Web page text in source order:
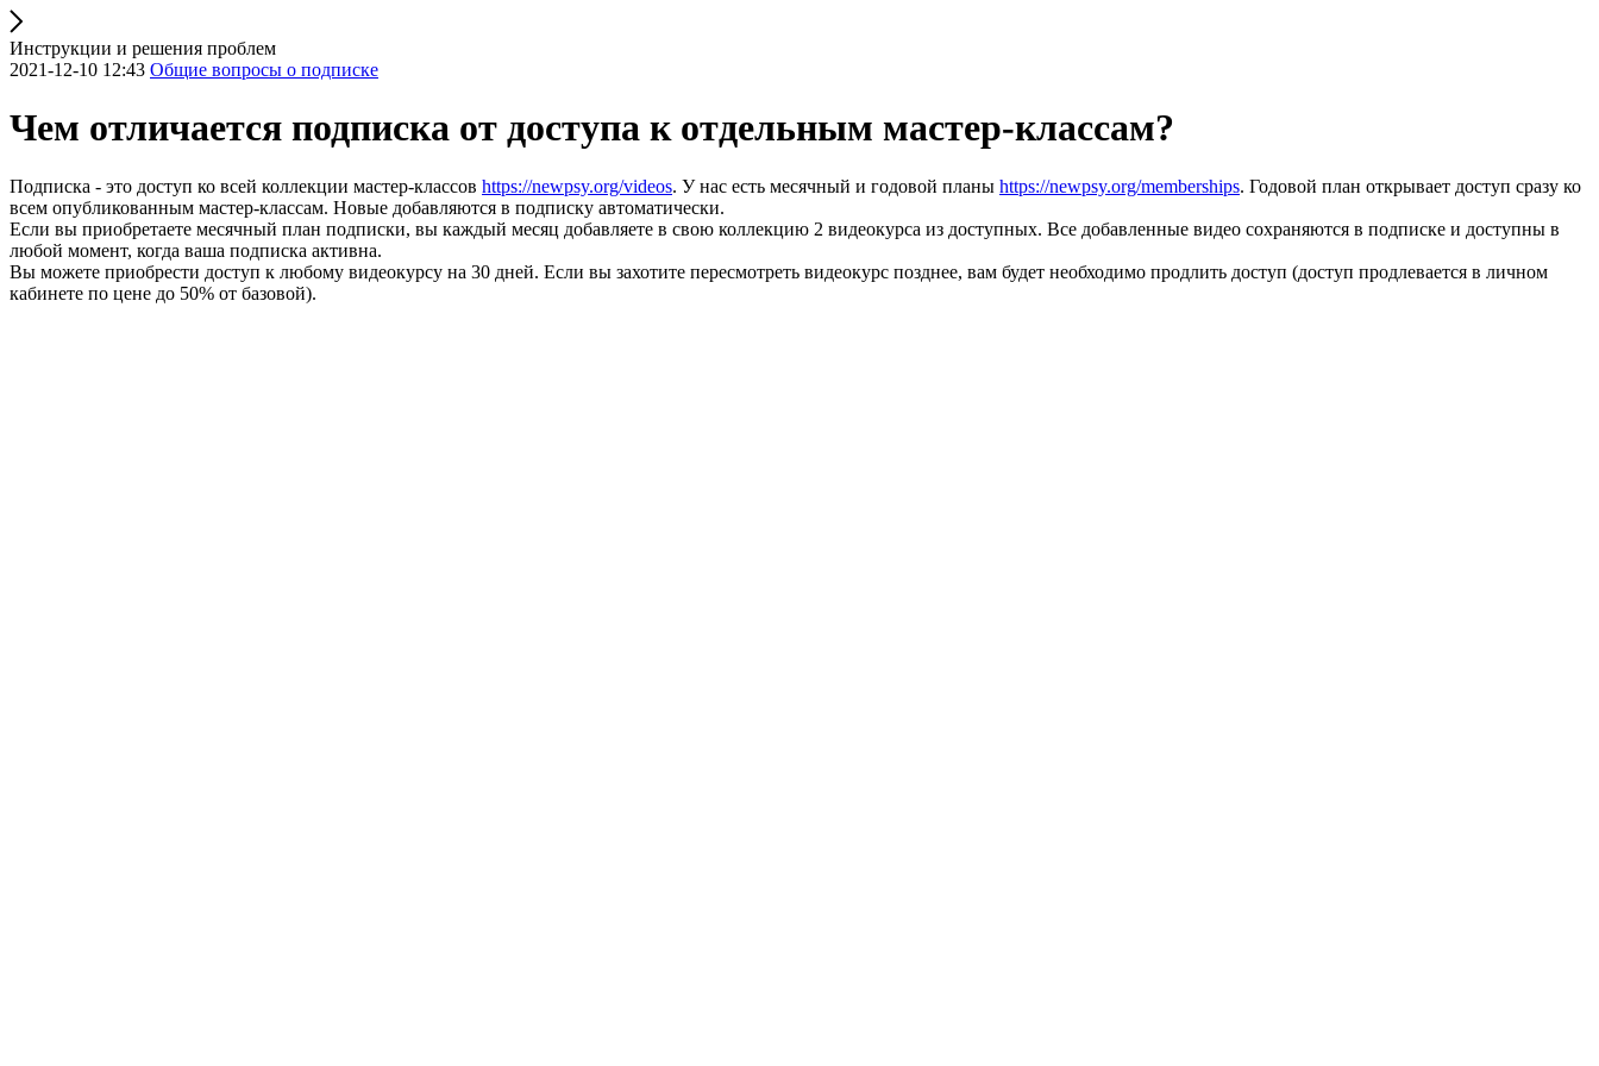
Инструкции и решения проблем
2021-12-10 12:43 Общие вопросы о подписке
Чем отличается подписка от доступа к отдельным мастер-классам?
Подписка - это доступ ко всей коллекции мастер-классов https://newpsy.org/videos. У нас есть месячный и годовой планы https://newpsy.org/memberships. Годовой план открывает доступ сразу ко
всем опубликованным мастер-классам. Новые добавляются в подписку автоматически.
Если вы приобретаете месячный план подписки, вы каждый месяц добавляете в свою коллекцию 2 видеокурса из доступных. Все добавленные видео сохраняются в подписке и доступны в
любой момент, когда ваша подписка активна.
Вы можете приобрести доступ к любому видеокурсу на 30 дней. Если вы захотите пересмотреть видеокурс позднее, вам будет необходимо продлить доступ (доступ продлевается в личном
кабинете по цене до 50% от базовой).